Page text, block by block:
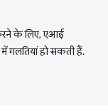
के लिए, एआई
गलतियां हो सकती हैं.